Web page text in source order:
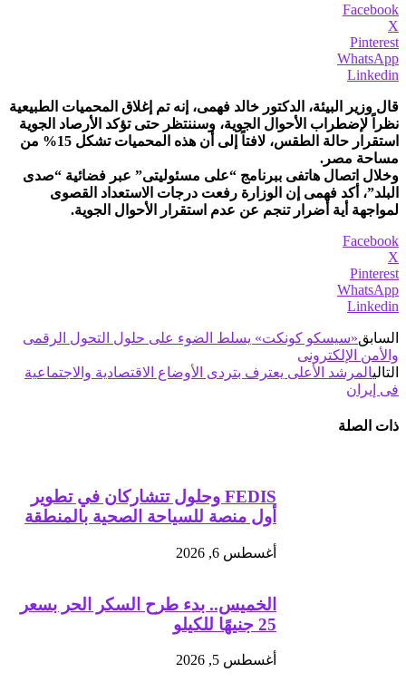
Facebook
X
Pinterest
WhatsApp
Linkedin
قال وزير البيئة، الدكتور خالد فهمى، إنه تم إغلاق المحميات الطبيعية
نظراً لإضطراب الأحوال الجوية، وسننتظر حتى تؤكد الأرصاد الجوية
استقرار حالة الطقس، لافتاً إلى أن هذه المحميات تشكل 15% من
مساحة مصر.
وخلال اتصال هاتفى ببرنامج “على مسئوليتى” عبر فضائية “صدى
البلد”، أكد فهمى إن الوزارة رفعت درجات الاستعداد القصوى
لمواجهة أية أضرار تنجم عن عدم استقرار الأحوال الجوية.
Facebook
X
Pinterest
WhatsApp
Linkedin
السابق«سيسكو كونكت» يسلط الضوء على حلول التحول الرقمى
والأمن الإلكترونى
التاليالمرشد الأعلى يعترف بتردى الأوضاع الاقتصادية والاجتماعية
فى إيران
ذات الصلة
FEDIS وحلول تتشاركان في تطوير
أول منصة للسياحة الصحية بالمنطقة
أغسطس 6, 2026
الخميس.. بدء طرح السكر الحر بسعر
25 جنيهًا للكيلو
أغسطس 5, 2026